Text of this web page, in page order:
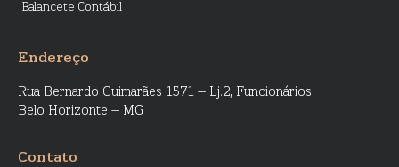
Balancete Contábil
Endereço
Rua Bernardo Guimarães 1571 – Lj.2, Funcionários
Belo Horizonte – MG
Contato